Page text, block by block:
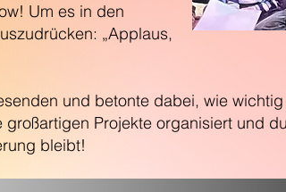
Um es in den
„Applaus,
und betonte dabei, wie
Projekte organisiert und
bleibt!